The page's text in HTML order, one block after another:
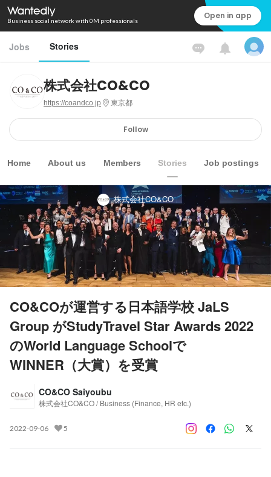
Business social network with 0M professionals Open in app
Jobs Stories
株式会社CO&CO
https://coandco.jp 東京都
Follow
Home About us Members Stories Job postings
株式会社CO&CO
CO&COが運営する日本語学校 JaLS
Group がStudyTravel Star Awards 2022
のWorld Language Schoolで
WINNER（大賞）を受賞
CO&CO Saiyoubu
株式会社CO&CO / Business (Finance, HR etc.)
2022-09-06 5